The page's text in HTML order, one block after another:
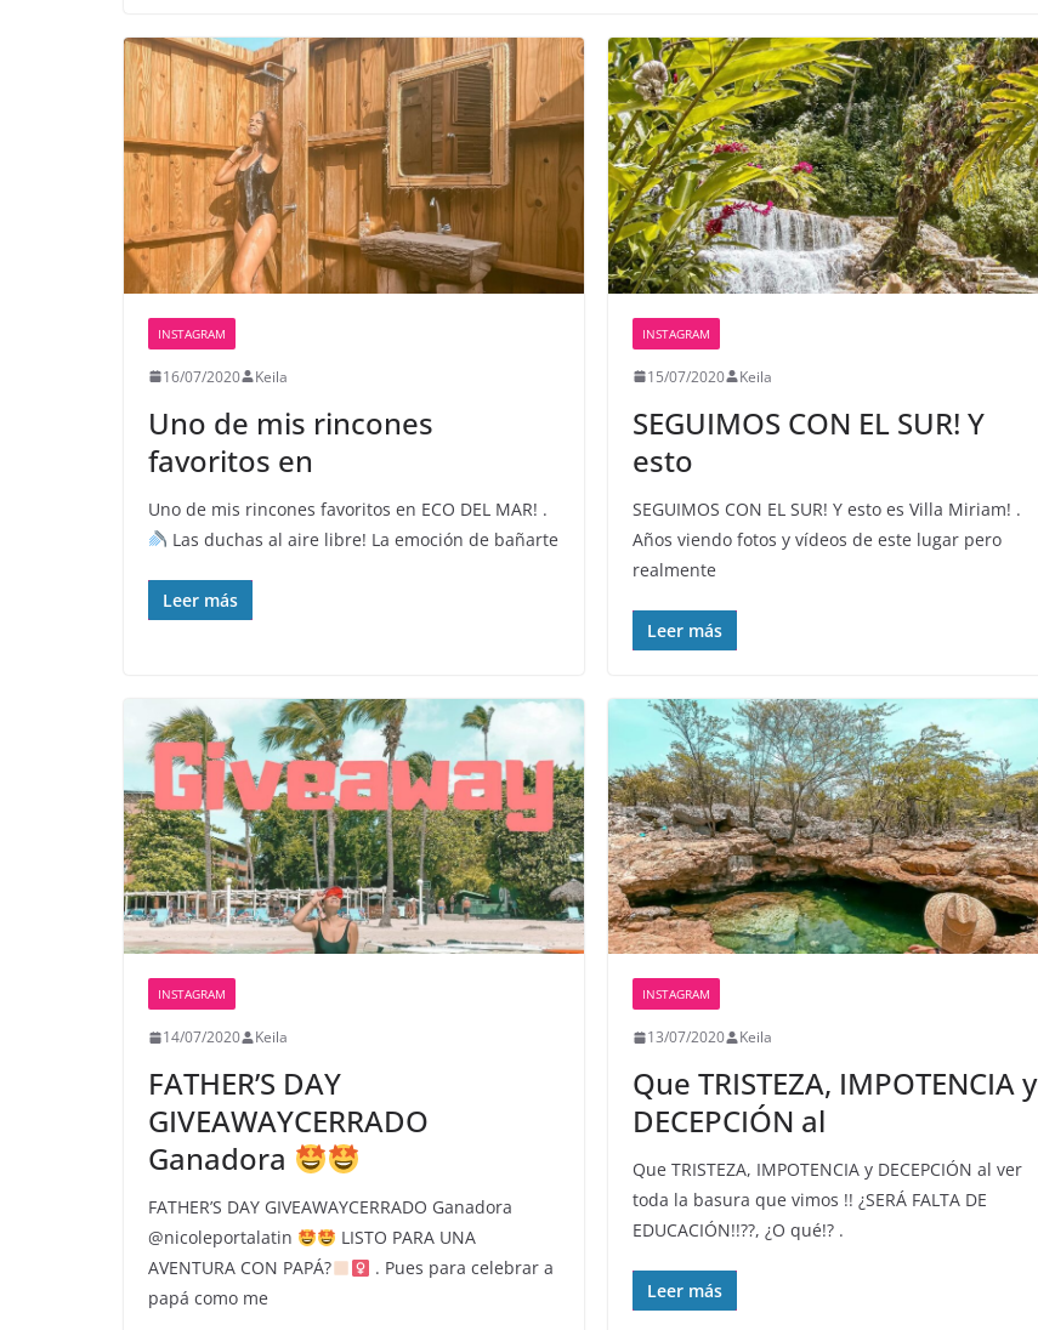
INSTAGRAM
16/07/2020 Keila
Uno de mis rincones
favoritos en
Uno de mis rincones favoritos en ECO DEL MAR! .
Las duchas al aire libre! La emoción de bañarte
Leer más
INSTAGRAM
15/07/2020 Keila
SEGUIMOS CON EL SUR! Y
esto
SEGUIMOS CON EL SUR! Y esto es Villa Miriam! .
Años viendo fotos y vídeos de este lugar pero
realmente
Leer más
INSTAGRAM
14/07/2020 Keila
FATHER’S DAY
GIVEAWAYCERRADO
Ganadora
FATHER’S DAY GIVEAWAYCERRADO Ganadora
@nicoleportalatin
LISTO PARA UNA
AVENTURA CON PAPÁ?
. Pues para celebrar a
papá como me
INSTAGRAM
13/07/2020 Keila
Que TRISTEZA, IMPOTENCIA y
DECEPCIÓN al
Que TRISTEZA, IMPOTENCIA y DECEPCIÓN al ver
toda la basura que vimos !! ¿SERÁ FALTA DE
EDUCACIÓN!!??, ¿O qué!? .
Leer más